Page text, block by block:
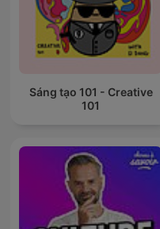
Sáng tạo 101 - Creative
101